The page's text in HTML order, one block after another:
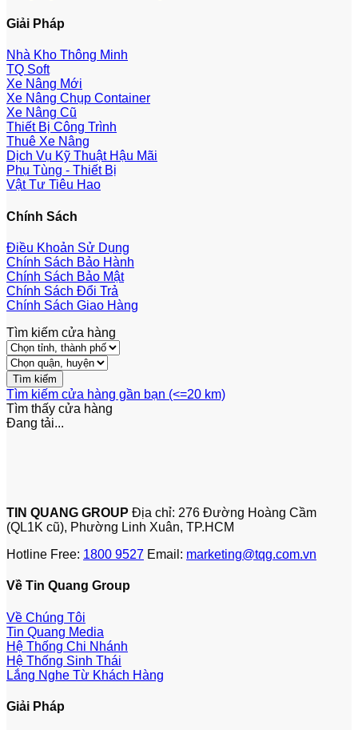
Giải Pháp
Nhà Kho Thông Minh
TQ Soft
Xe Nâng Mới
Xe Nâng Chụp Container
Xe Nâng Cũ
Thiết Bị Công Trình
Thuê Xe Nâng
Dịch Vụ Kỹ Thuật Hậu Mãi
Phụ Tùng - Thiết Bị
Vật Tư Tiêu Hao
Chính Sách
Điều Khoản Sử Dụng
Chính Sách Bảo Hành
Chính Sách Bảo Mật
Chính Sách Đổi Trả
Chính Sách Giao Hàng
Tìm kiếm cửa hàng
Tìm kiếm cửa hàng gần bạn (<=20 km)
Tìm thấy cửa hàng
Đang tải...
TIN QUANG GROUP Địa chỉ: 276 Đường Hoàng Cầm
(QL1K cũ), Phường Linh Xuân, TP.HCM
Hotline Free: 1800 9527 Email: marketing@tqg.com.vn
Về Tin Quang Group
Về Chúng Tôi
Tin Quang Media
Hệ Thống Chi Nhánh
Hệ Thống Sinh Thái
Lắng Nghe Từ Khách Hàng
Giải Pháp